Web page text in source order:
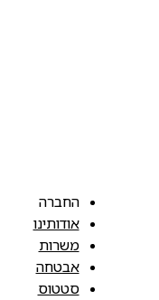
החברה
אודותינו
משרות
אבטחה
סטטוס